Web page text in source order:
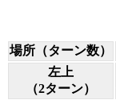
場所（ターン数）
左上
（2ターン）